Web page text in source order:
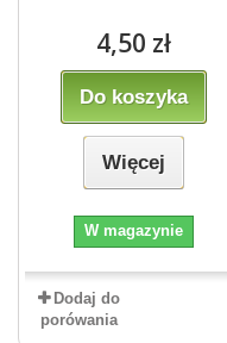
4,50 zł
Do koszyka
Więcej
W magazynie
Dodaj do
porówania